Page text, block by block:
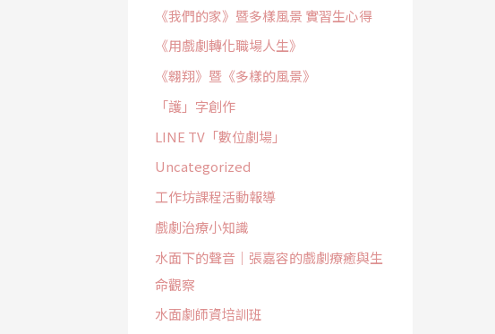
《我們的家》暨多樣風景 實習生心得
《用戲劇轉化職場人生》
《翱翔》暨《多樣的風景》
「護」字創作
LINE TV「數位劇場」
Uncategorized
工作坊課程活動報導
戲劇治療小知識
水面下的聲音｜張嘉容的戲劇療癒與生
命觀察
水面劇師資培訓班